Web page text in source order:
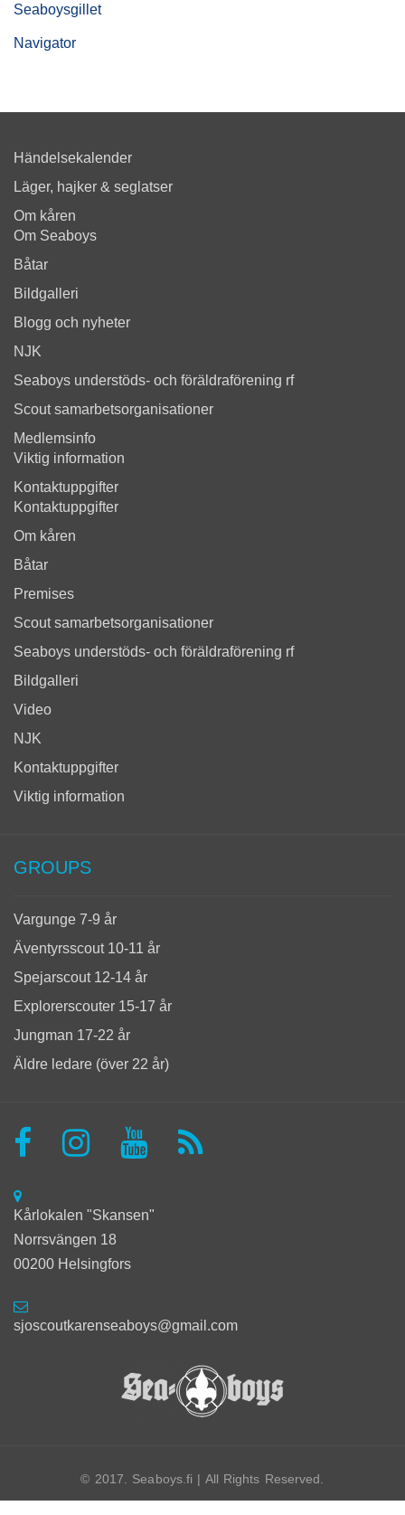
Seaboysgillet
Navigator
Händelsekalender
Läger, hajker & seglatser
Om kåren
Om Seaboys
Båtar
Bildgalleri
Blogg och nyheter
NJK
Seaboys understöds- och föräldraförening rf
Scout samarbetsorganisationer
Medlemsinfo
Viktig information
Kontaktuppgifter
Kontaktuppgifter
Om kåren
Båtar
Premises
Scout samarbetsorganisationer
Seaboys understöds- och föräldraförening rf
Bildgalleri
Video
NJK
Kontaktuppgifter
Viktig information
GROUPS
Vargunge 7-9 år
Äventyrsscout 10-11 år
Spejarscout 12-14 år
Explorerscouter 15-17 år
Jungman 17-22 år
Äldre ledare (över 22 år)
Kårlokalen "Skansen"
Norrsvängen 18
00200 Helsingfors
sjoscoutkarenseaboys@gmail.com
© 2017. Seaboys.fi | All Rights Reserved.